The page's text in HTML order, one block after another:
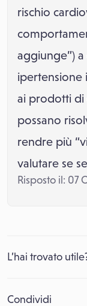
rischio
aggiunge”) a
ipertensione
ai prodotti di
possano
rendre più
valutare se
Risposto il: 07
L’hai trovato
Condividi